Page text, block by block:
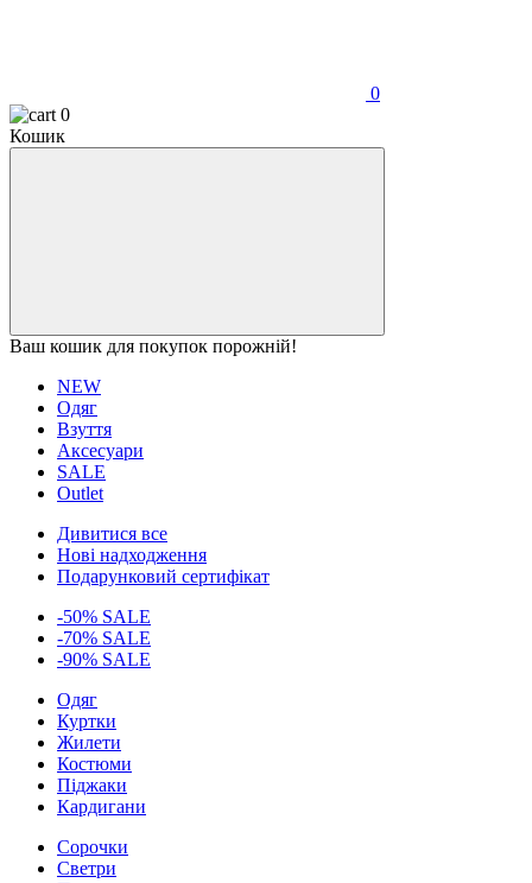
0
0
Кошик
Ваш кошик для покупок порожній!
NEW
Одяг
Взуття
Аксесуари
SALE
Outlet
Дивитися все
Нові надходження
Подарунковий сертифікат
-50% SALE
-70% SALE
-90% SALE
Одяг
Куртки
Жилети
Костюми
Піджаки
Кардигани
Сорочки
Светри